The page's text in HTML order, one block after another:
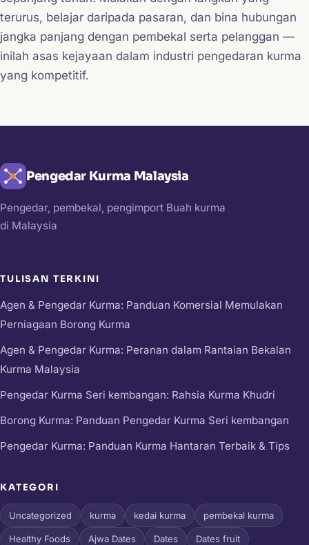
terurus, belajar daripada pasaran, dan bina hubungan
jangka panjang dengan pembekal serta pelanggan —
inilah asas kejayaan dalam industri pengedaran kurma
yang kompetitif.
Pengedar Kurma Malaysia
Pengedar, pembekal, pengimport Buah kurma
di Malaysia
TULISAN TERKINI
Agen & Pengedar Kurma: Panduan Komersial Memulakan
Perniagaan Borong Kurma
Agen & Pengedar Kurma: Peranan dalam Rantaian Bekalan
Kurma Malaysia
Pengedar Kurma Seri kembangan: Rahsia Kurma Khudri
Borong Kurma: Panduan Pengedar Kurma Seri kembangan
Pengedar Kurma: Panduan Kurma Hantaran Terbaik & Tips
KATEGORI
Uncategorized kurma kedai kurma pembekal kurma
Healthy Foods Ajwa Dates Dates Dates fruit